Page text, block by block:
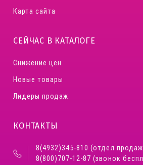
Карта сайта
СЕЙЧАС В КАТАЛОГЕ
Снижение цен
Новые товары
Лидеры продаж
КОНТАКТЫ
8(4932)345-810 (отдел
8(800)707-12-87 (звонок